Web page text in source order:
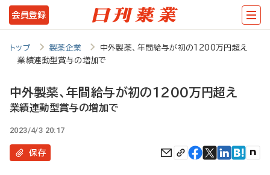
メ
イ
テ
ツ
に
会員登録
トップ 製薬企業
中外製薬、年間給与が初の1200万円超え
業績連動型賞与の増加で
中外製薬、年間給与が初の1200万円超え
業績連動型賞与の増加で
2023/4/3 20:17
保存